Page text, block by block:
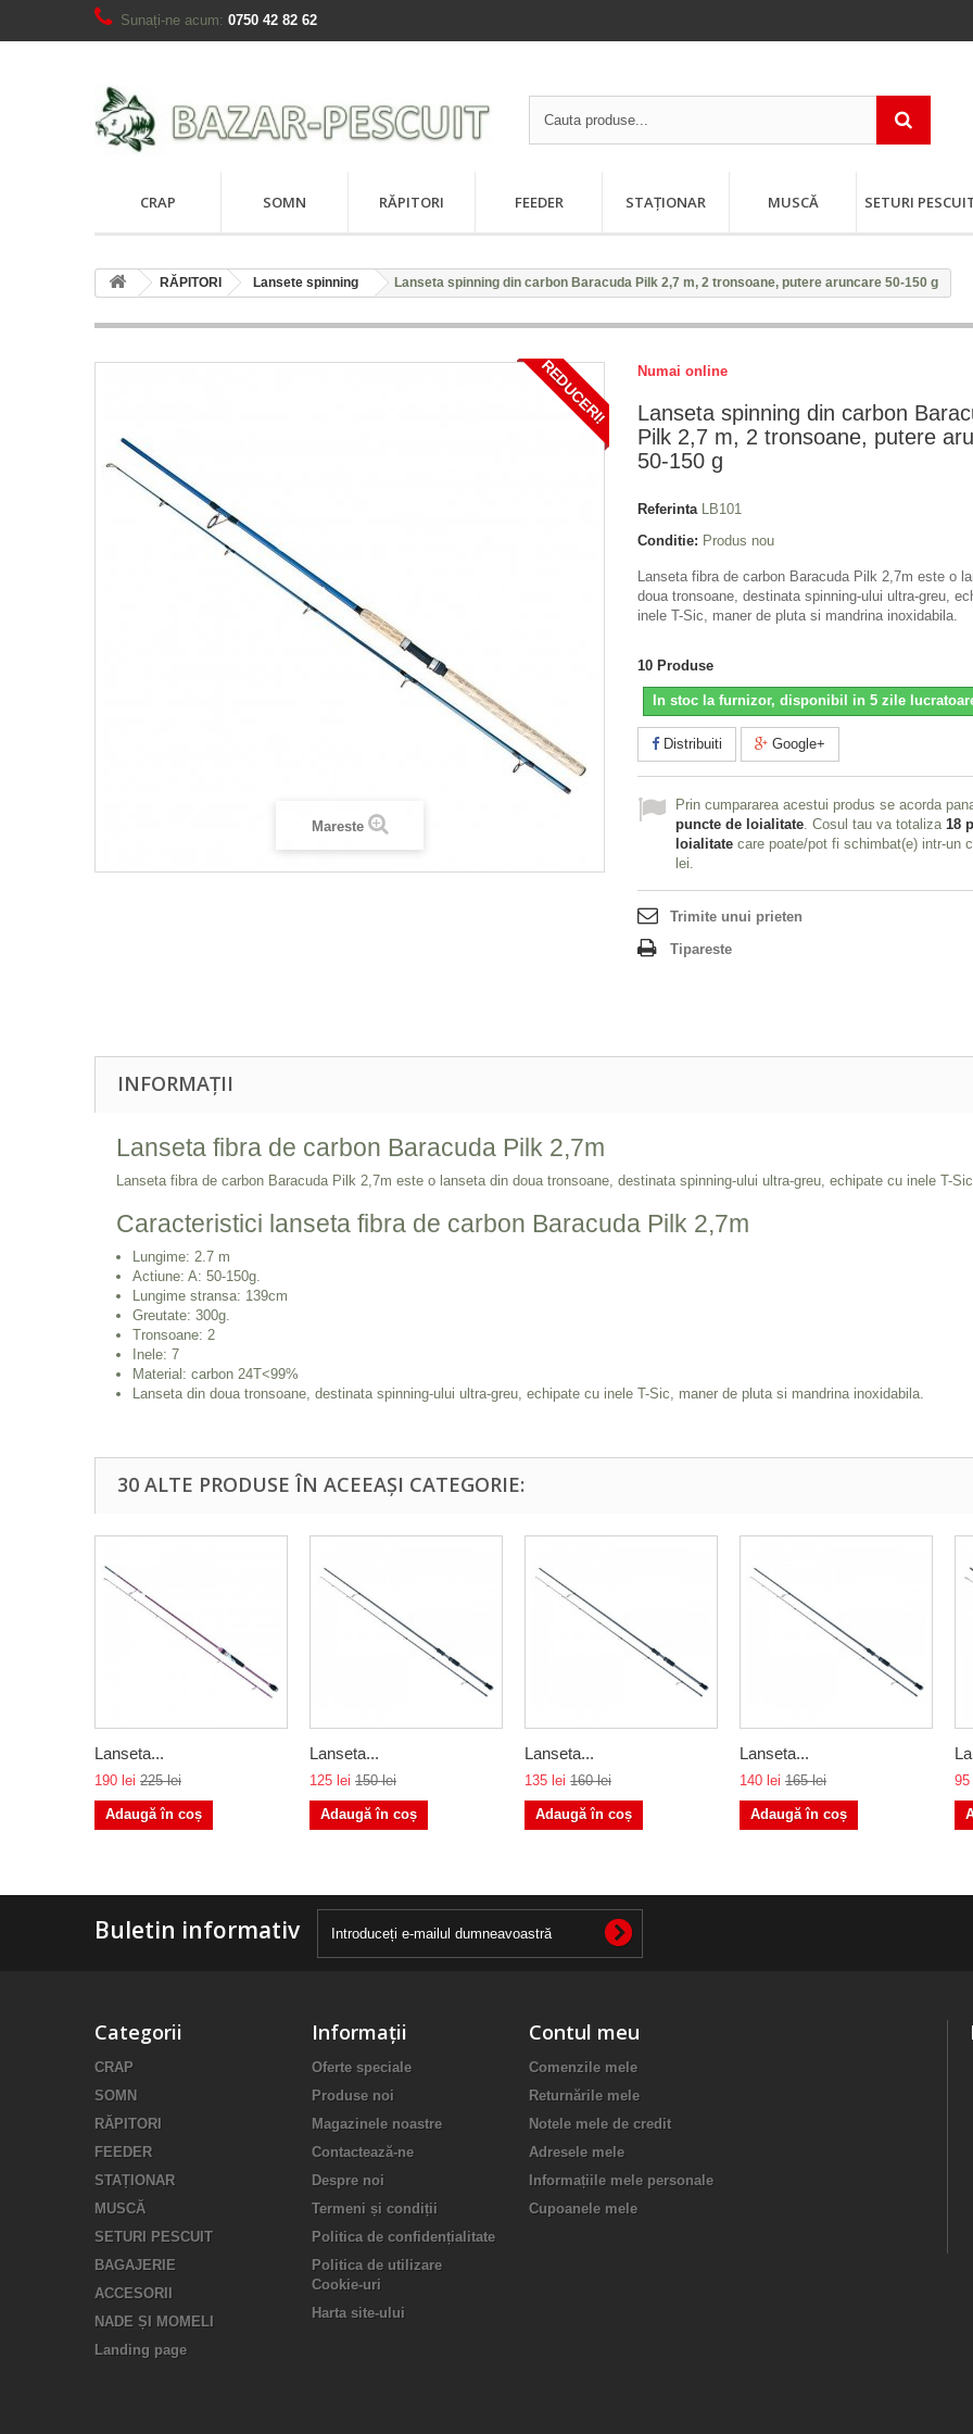
Sunați-ne acum: 0750 42 82 62
CRAP SOMN RĂPITORI FEEDER STAȚIONAR MUSCĂ SETURI
RĂPITORI Lansete spinning Lanseta spinning din carbon Baracuda Pilk 2,7 m, 2 tronsoane, putere aruncare 50-150 g
REDUCERI!
Mareste
Numai online
Lanseta spinning din carbon
Pilk 2,7 m, 2 tronsoane, putere
50-150 g
Referinta LB101
Conditie: Produs nou
Lanseta fibra de carbon Baracuda Pilk 2,7m este o
doua tronsoane, destinata spinning-ului ultra-greu,
inele T-Sic, maner de pluta si mandrina inoxidabila.
10 Produse
In stoc la furnizor, disponibil in 5 zile
Distribuiti Google+
Prin cumpararea acestui produs se acorda
puncte de loialitate. Cosul tau va totaliza 18
loialitate care poate/pot fi schimbat(e) intr-un
lei.
Trimite unui prieten
Tipareste
INFORMAȚII
Lanseta fibra de carbon Baracuda Pilk 2,7m
Lanseta fibra de carbon Baracuda Pilk 2,7m este o lanseta din doua tronsoane, destinata spinning-ului ultra-greu, echipate cu inele T-
Caracteristici lanseta fibra de carbon Baracuda Pilk 2,7m
Lungime: 2.7 m
Actiune: A: 50-150g.
Lungime stransa: 139cm
Greutate: 300g.
Tronsoane: 2
Inele: 7
Material: carbon 24T<99%
Lanseta din doua tronsoane, destinata spinning-ului ultra-greu, echipate cu inele T-Sic, maner de pluta si mandrina inoxidabila.
30 ALTE PRODUSE ÎN ACEEAȘI CATEGORIE:
Lanseta...
190 lei 225 lei
Adaugă în coș
Lanseta...
125 lei 150 lei
Adaugă în coș
Lanseta...
135 lei 160 lei
Adaugă în coș
Lanseta...
140 lei 165 lei
Adaugă în coș
95
Buletin informativ
Categorii
CRAP
SOMN
RĂPITORI
FEEDER
STAȚIONAR
MUSCĂ
SETURI PESCUIT
BAGAJERIE
ACCESORII
NADE ȘI MOMELI
Landing page
Informații
Oferte speciale
Produse noi
Magazinele noastre
Contactează-ne
Despre noi
Termeni și condiții
Politica de confidențialitate
Politica de utilizare
Cookie-uri
Harta site-ului
Contul meu
Comenzile mele
Returnările mele
Notele mele de credit
Adresele mele
Informațiile mele personale
Cupoanele mele